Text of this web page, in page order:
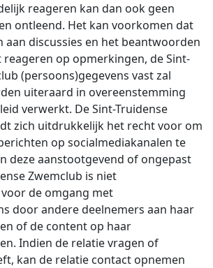
reageren kan dan ook geen
ontleend. Het kan voorkomen dat
aan discussies en het beantwoorden
op opmerkingen, de Sint-
(persoons)gegevens vast zal
uiteraard in overeenstemming
verwerkt. De Sint-Truidense
zich uitdrukkelijk het recht voor om
op socialmediakanalen te
deze aanstootgevend of ongepast
Zwemclub is niet
de omgang met
door andere deelnemers aan haar
of de content op haar
Indien de relatie vragen of
kan de relatie contact opnemen